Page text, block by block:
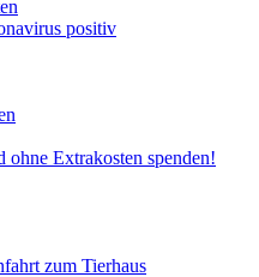
positiv
Extrakosten spenden!
zum Tierhaus